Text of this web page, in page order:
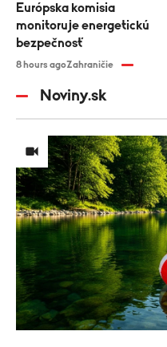
Európska komisia
monitoruje energetickú
bezpečnosť
8 hours agoZahraničie
Noviny.sk